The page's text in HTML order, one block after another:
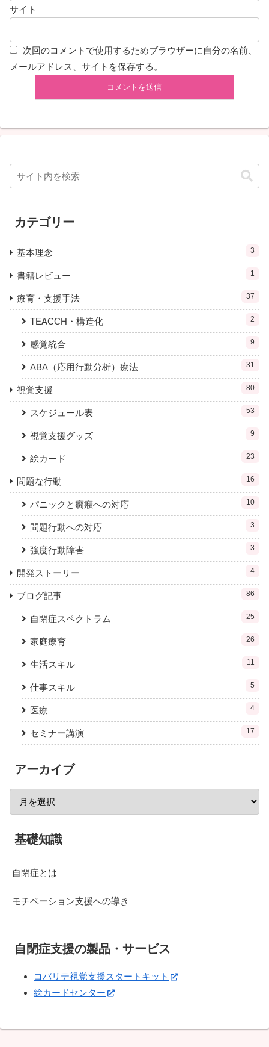
サイト
次回のコメントで使用するためブラウザーに自分の名前、
メールアドレス、サイトを保存する。
カテゴリー
基本理念 3
書籍レビュー 1
療育・支援手法 37
TEACCH・構造化 2
感覚統合 9
ABA（応用行動分析）療法 31
視覚支援 80
スケジュール表 53
視覚支援グッズ 9
絵カード 23
問題な行動 16
パニックと癇癪への対応 10
問題行動への対応 3
強度行動障害 3
開発ストーリー 4
ブログ記事 86
自閉症スペクトラム 25
家庭療育 26
生活スキル 11
仕事スキル 5
医療 4
セミナー講演 17
アーカイブ
基礎知識
自閉症とは
モチベーション支援への導き
自閉症支援の製品・サービス
コバリテ視覚支援スタートキット
絵カードセンター